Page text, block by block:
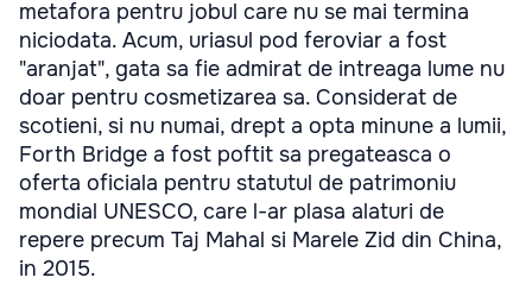
metafora pentru jobul care nu se mai termina
niciodata. Acum, uriasul pod feroviar a fost
"aranjat", gata sa fie admirat de intreaga lume nu
doar pentru cosmetizarea sa. Considerat de
scotieni, si nu numai, drept a opta minune a lumii,
Forth Bridge a fost poftit sa pregateasca o
oferta oficiala pentru statutul de patrimoniu
mondial UNESCO, care l-ar plasa alaturi de
repere precum Taj Mahal si Marele Zid din China,
in 2015.